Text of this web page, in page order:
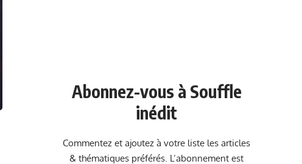
Abonnez-vous à Souffle
inédit
Commentez et ajoutez à votre liste les articles
& thématiques préférés. L’abonnement est